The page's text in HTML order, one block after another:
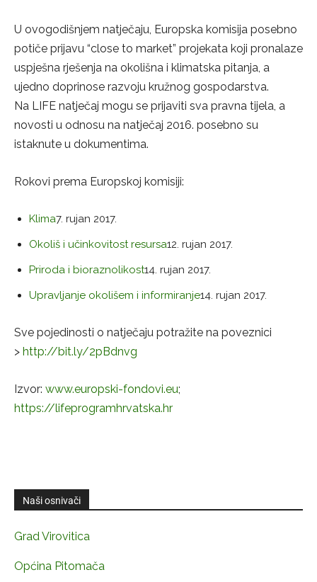
U ovogodišnjem natječaju, Europska komisija posebno
potiče prijavu “close to market” projekata koji pronalaze
uspješna rješenja na okolišna i klimatska pitanja, a
ujedno doprinose razvoju kružnog gospodarstva.
Na LIFE natječaj mogu se prijaviti sva pravna tijela, a
novosti u odnosu na natječaj 2016. posebno su
istaknute u dokumentima.
Rokovi prema Europskoj komisiji:
Klima7. rujan 2017.
Okoliš i učinkovitost resursa12. rujan 2017.
Priroda i bioraznolikost14. rujan 2017.
Upravljanje okolišem i informiranje14. rujan 2017.
Sve pojedinosti o natječaju potražite na poveznici
> http://bit.ly/2pBdnvg
Izvor: www.europski-fondovi.eu;
https://lifeprogramhrvatska.hr
Naši osnivači
Grad Virovitica
Općina Pitomača